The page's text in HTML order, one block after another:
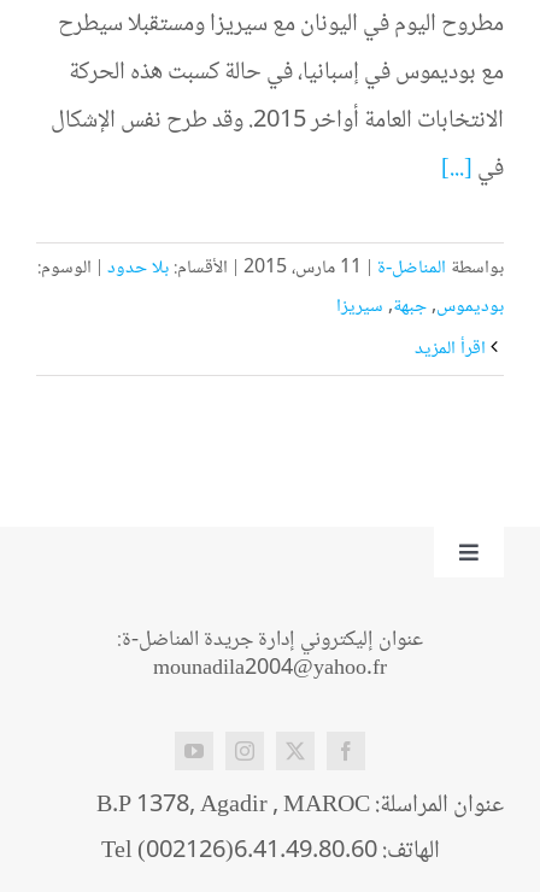
مطروح اليوم في اليونان مع سيريزا ومستقبلا سيطرح
مع بوديموس في إسبانيا، في حالة كسبت هذه الحركة
الانتخابات العامة أواخر 2015. وقد طرح نفس الإشكال
في[...]
بواسطة المناضل-ة | 11 مارس، 2015 | الأقسام:بلا حدود | الوسوم:
بوديموس,جبهة,سيريزا
Toggle
عنوان إليكتروني إدارة جريدة المناضل-ة:
mounadila2004@yahoo.fr
عنوان المراسلة: B.P 1378, Agadir , MAROC
الهاتف: Tel (002126)6.41.49.80.60